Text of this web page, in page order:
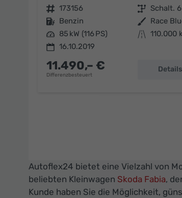
Fahrzeugnr. 173156 Getriebe Schalt.
Kraftstoff Benzin Außenfarbe Race
Leistung 85 kW (116 PS) Kilometerstand 110.000
16.10.2019
11.490,– €
Differenzbesteuert
Details
Autoflex24 bietet eine Vielzahl von
beliebten Kleinwagen Skoda Fabia,
Kunde haben Sie die Möglichkeit,